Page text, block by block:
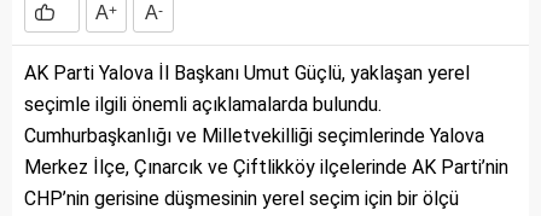
A+ A-
AK Parti Yalova İl Başkanı Umut Güçlü, yaklaşan yerel
seçimle ilgili önemli açıklamalarda bulundu.
Cumhurbaşkanlığı ve Milletvekilliği seçimlerinde Yalova
Merkez İlçe, Çınarcık ve Çiftlikköy ilçelerinde AK Parti’nin
CHP’nin gerisine düşmesinin yerel seçim için bir ölçü